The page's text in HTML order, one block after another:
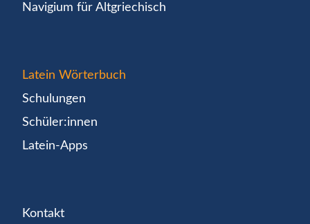
Navigium für Altgriechisch
Latein Wörterbuch
Schulungen
Schüler:innen
Latein-Apps
Kontakt